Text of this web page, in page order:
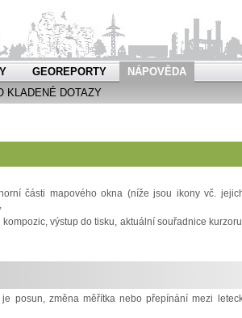
GEOREPORTY
NÁPOVĚDA
KLADENÉ DOTAZY
části mapového okna (níže jsou ikony vč.
výstup do tisku, aktuální souřadnice
posun, změna měřítka nebo přepínání mezi